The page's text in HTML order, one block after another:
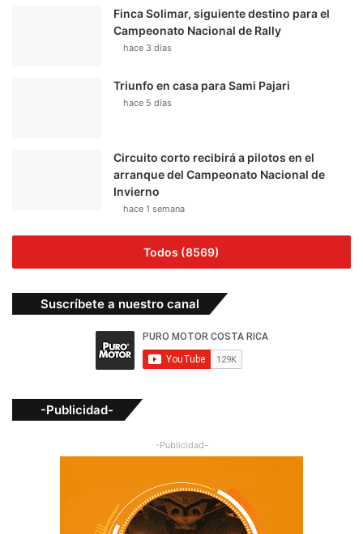
Finca Solimar, siguiente destino para el
Campeonato Nacional de Rally
hace 3 días
Triunfo en casa para Sami Pajari
hace 5 días
Circuito corto recibirá a pilotos en el
arranque del Campeonato Nacional de
Invierno
hace 1 semana
Todos (8569)
Suscríbete a nuestro canal
-Publicidad-
-Publicidad-